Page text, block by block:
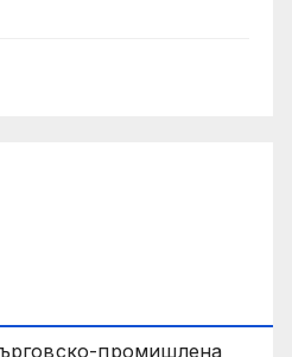
промишлена